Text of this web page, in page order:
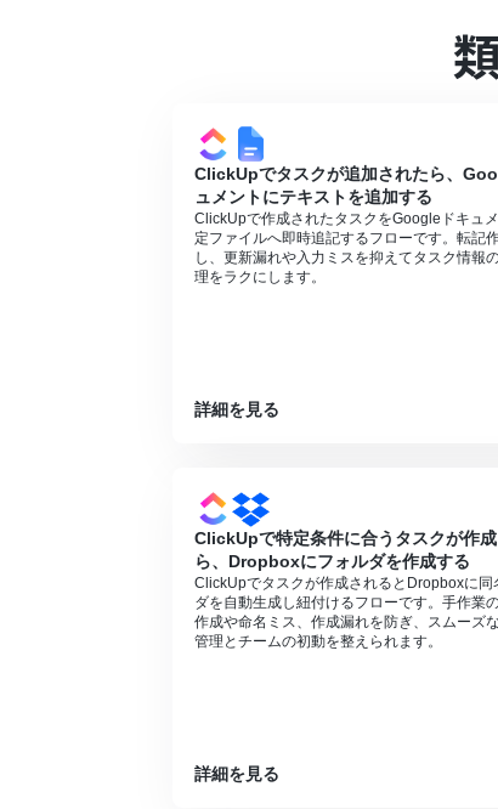
エラーとなりますので、ご注意くだ
ミニプランなどの有料プランは、2
ClickUpでタスクが追加されたら、
ュメントにテキストを追加する
ClickUpで作成されたタスクをGoogleドキュ
定ファイルへ即時追記するフローです。転記
し、更新漏れや入力ミスを抑えてタスク情報
理をラクにします。
詳細を見る
ClickUpで特定条件に合うタスクが作
ら、Dropboxにフォルダを作成する
ClickUpでタスクが作成されるとDropboxに同
ダを自動生成し紐付けるフローです。手作業
作成や命名ミス、作成漏れを防ぎ、スムーズ
管理とチームの初動を整えられます。
詳細を見る